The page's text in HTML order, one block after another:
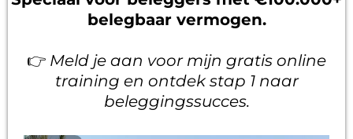
belegbaar vermogen.
👉 Meld je aan voor mijn gratis online
training en ontdek stap 1 naar
beleggingssucces.